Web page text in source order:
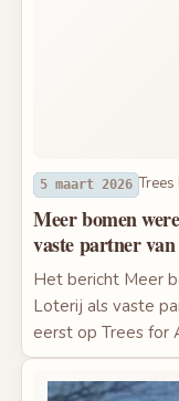
5 maart 2026
Meer bomen
vaste partner
Het bericht Meer
Loterij als vaste
eerst op Trees for